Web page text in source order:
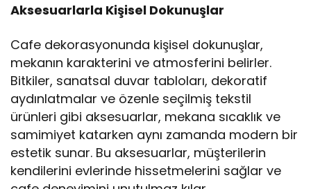
Aksesuarlarla Kişisel Dokunuşlar
Cafe dekorasyonunda kişisel dokunuşlar,
mekanın karakterini ve atmosferini belirler.
Bitkiler, sanatsal duvar tabloları, dekoratif
aydınlatmalar ve özenle seçilmiş tekstil
ürünleri gibi aksesuarlar, mekana sıcaklık ve
samimiyet katarken aynı zamanda modern bir
estetik sunar. Bu aksesuarlar, müşterilerin
kendilerini evlerinde hissetmelerini sağlar ve